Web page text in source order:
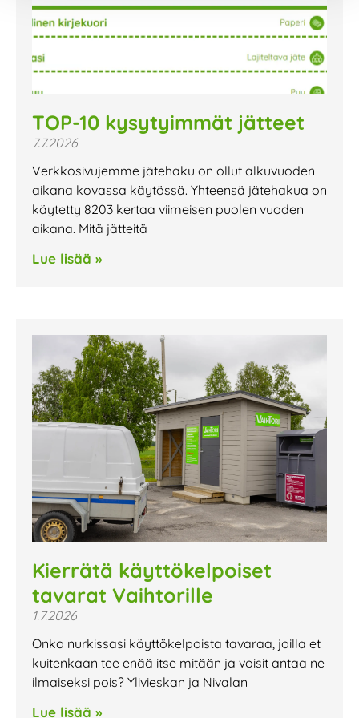
TOP-10 kysytyimmät jätteet
7.7.2026
Verkkosivujemme jätehaku on ollut alkuvuoden
aikana kovassa käytössä. Yhteensä jätehakua on
käytetty 8203 kertaa viimeisen puolen vuoden
aikana. Mitä jätteitä
Lue lisää »
Kierrätä käyttökelpoiset
tavarat Vaihtorille
1.7.2026
Onko nurkissasi käyttökelpoista tavaraa, joilla et
kuitenkaan tee enää itse mitään ja voisit antaa ne
ilmaiseksi pois? Ylivieskan ja Nivalan
Lue lisää »